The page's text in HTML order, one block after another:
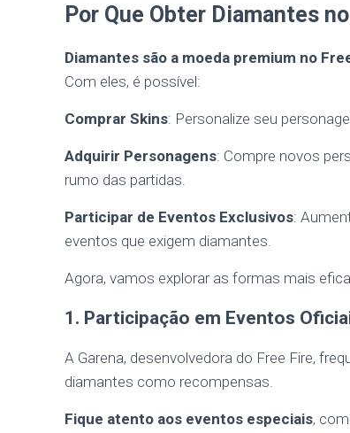
Por Que Obter Diamantes
Diamantes são a moeda premium no
Com eles, é possível:
Comprar Skins: Personalize seu
Adquirir Personagens: Compre novos
rumo das partidas.
Participar de Eventos Exclusivos:
eventos que exigem diamantes.
Agora, vamos explorar as formas mais
1. Participação em Eventos
A Garena, desenvolvedora do Free Fire,
diamantes como recompensas.
Fique atento aos eventos especiais,